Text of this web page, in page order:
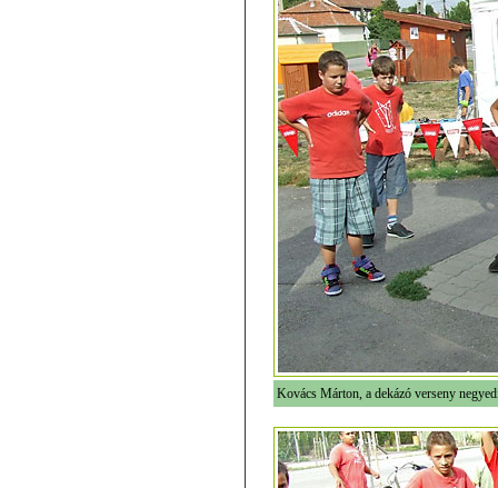
Kovács Márton, a dekázó verseny